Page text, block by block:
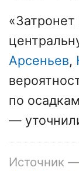
Арсеньев,
по
—
Источник